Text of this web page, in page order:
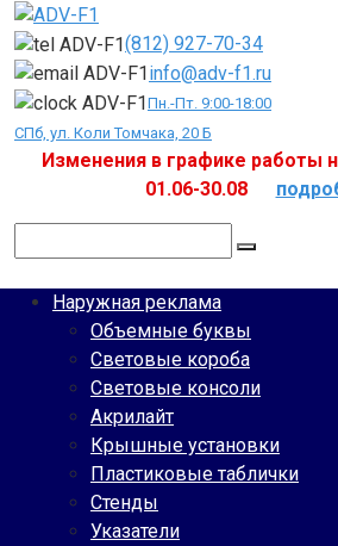
Перейти
контенту
(812) 927-70-34
info@adv-f1.ru
Пн.-Пт. 9:00-18:00
СПб, ул. Коли Томчака, 20 Б
Изменения в графике работы
01.06-30.08
Наружная реклама
Объемные буквы
Световые короба
Световые консоли
Акрилайт
Крышные установки
Пластиковые таблички
Стенды
Указатели